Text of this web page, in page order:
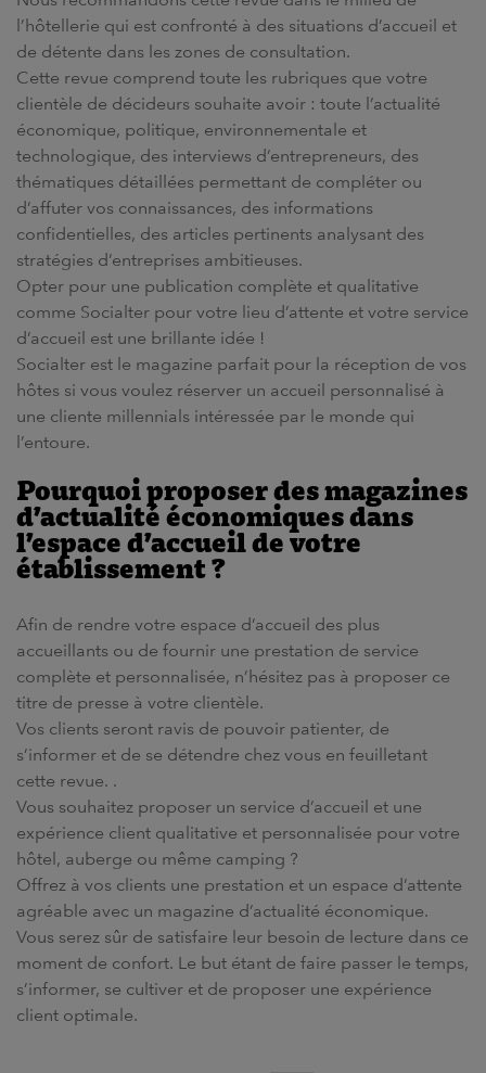
l’hôtellerie qui est confronté à des situations d’accueil et
de détente dans les zones de consultation.
Cette revue comprend toute les rubriques que votre
clientèle de décideurs souhaite avoir : toute l’actualité
économique, politique, environnementale et
technologique, des interviews d’entrepreneurs, des
thématiques détaillées permettant de compléter ou
d’affuter vos connaissances, des informations
confidentielles, des articles pertinents analysant des
stratégies d’entreprises ambitieuses.
Opter pour une publication complète et qualitative
comme Socialter pour votre lieu d’attente et votre service
d’accueil est une brillante idée !
Socialter est le magazine parfait pour la réception de vos
hôtes si vous voulez réserver un accueil personnalisé à
une cliente millennials intéressée par le monde qui
l’entoure.
Pourquoi proposer des magazines
d’actualité économiques dans
l’espace d’accueil de votre
établissement ?
Afin de rendre votre espace d’accueil des plus
accueillants ou de fournir une prestation de service
complète et personnalisée, n’hésitez pas à proposer ce
titre de presse à votre clientèle.
Vos clients seront ravis de pouvoir patienter, de
s’informer et de se détendre chez vous en feuilletant
cette revue. .
Vous souhaitez proposer un service d’accueil et une
expérience client qualitative et personnalisée pour votre
hôtel, auberge ou même camping ?
Offrez à vos clients une prestation et un espace d’attente
agréable avec un magazine d’actualité économique.
Vous serez sûr de satisfaire leur besoin de lecture dans ce
moment de confort. Le but étant de faire passer le temps,
s’informer, se cultiver et de proposer une expérience
client optimale.